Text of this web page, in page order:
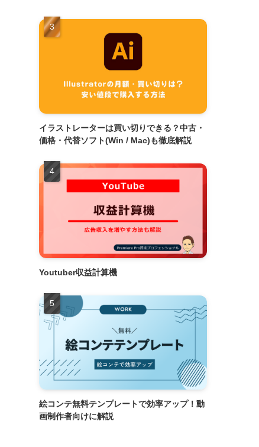
イラストレーターは買い切りできる？中古・
価格・代替ソフト(Win / Mac)も徹底解説
Youtuber収益計算機
絵コンテ無料テンプレートで効率アップ！動
画制作者向けに解説